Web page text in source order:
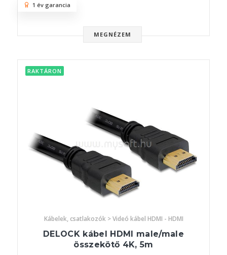
MEGNÉZEM
1 év garancia
RAKTÁRON
Kábelek, csatlakozók > Videó kábel HDMI - HDMI
DELOCK kábel HDMI male/male
összekötő 4K, 5m